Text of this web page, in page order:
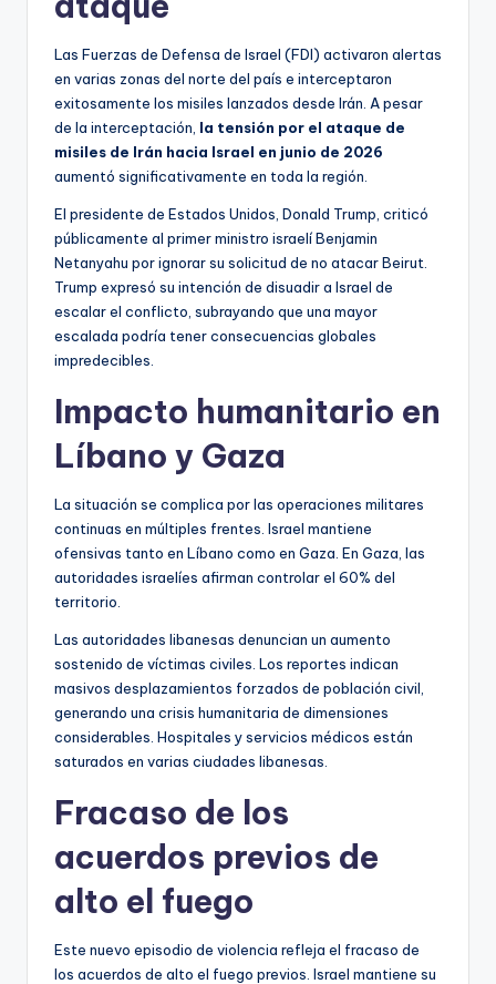
Las Fuerzas de Defensa de Israel (FDI) activaron alertas
en varias zonas del norte del país e interceptaron
exitosamente los misiles lanzados desde Irán. A pesar
de la interceptación, la tensión por el ataque de
misiles de Irán hacia Israel en junio de 2026
aumentó significativamente en toda la región.
El presidente de Estados Unidos, Donald Trump, criticó
públicamente al primer ministro israelí Benjamin
Netanyahu por ignorar su solicitud de no atacar Beirut.
Trump expresó su intención de disuadir a Israel de
escalar el conflicto, subrayando que una mayor
escalada podría tener consecuencias globales
impredecibles.
Impacto humanitario en
Líbano y Gaza
La situación se complica por las operaciones militares
continuas en múltiples frentes. Israel mantiene
ofensivas tanto en Líbano como en Gaza. En Gaza, las
autoridades israelíes afirman controlar el 60% del
territorio.
Las autoridades libanesas denuncian un aumento
sostenido de víctimas civiles. Los reportes indican
masivos desplazamientos forzados de población civil,
generando una crisis humanitaria de dimensiones
considerables. Hospitales y servicios médicos están
saturados en varias ciudades libanesas.
Fracaso de los
acuerdos previos de
alto el fuego
Este nuevo episodio de violencia refleja el fracaso de
los acuerdos de alto el fuego previos. Israel mantiene su